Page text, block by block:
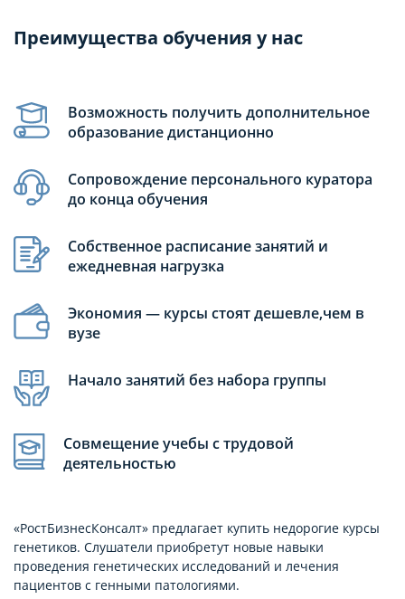
Преимущества обучения у нас
Возможность получить дополнительное
образование дистанционно
Сопровождение персонального куратора
до конца обучения
Собственное расписание занятий и
ежедневная нагрузка
Экономия — курсы стоят дешевле,чем в
вузе
Начало занятий без набора группы
Совмещение учебы с трудовой
деятельностью
«РостБизнесКонсалт» предлагает купить недорогие курсы
генетиков. Слушатели приобретут новые навыки
проведения генетических исследований и лечения
пациентов с генными патологиями.